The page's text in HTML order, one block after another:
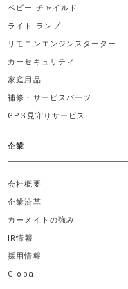
ベビー チャイルド
ライト ランプ
リモコンエンジンスターター
カーセキュリティ
家庭用品
補修・サービスパーツ
GPS見守りサービス
企業
会社概要
企業沿革
カーメイトの強み
IR情報
採用情報
Global